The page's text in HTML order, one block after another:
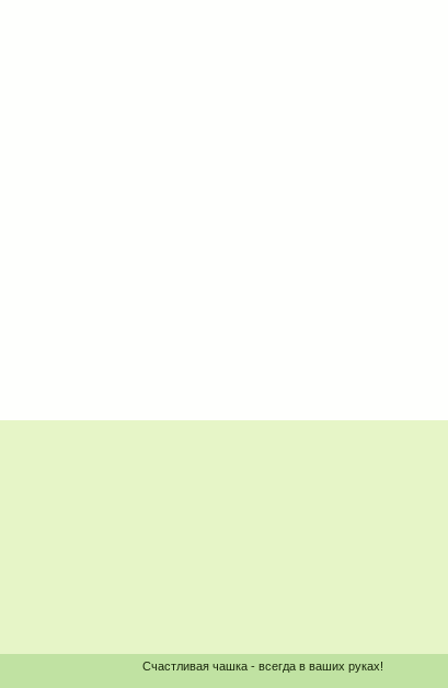
Счастливая чашка - всегда в ваших руках!